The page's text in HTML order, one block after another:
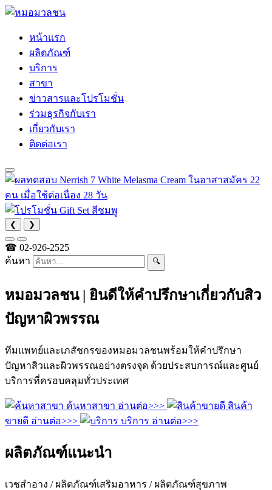
หน้าแรก
ผลิตภัณฑ์
บริการ
สาขา
ข่าวสารและโปรโมชั่น
ร่วมธุรกิจกับเรา
เกี่ยวกับเรา
ติดต่อเรา
❮ ❯
☎ 02-926-2525
ค้นหา
🔍
หมอมวลชน | ยินดีให้คำปรึกษาเกี่ยวกับสิว
ปัญหาผิวพรรณ
ทีมแพทย์และเภสัชกรของหมอมวลชนพร้อมให้คำปรึกษา
ปัญหาสิวและผิวพรรณอย่างตรงจุด ด้วยประสบการณ์และศูนย์
บริการที่ครอบคลุมทั่วประเทศ
ค้นหาสาขา อ่านต่อ>>>
สินค้า
ขายดี อ่านต่อ>>> บริการ อ่านต่อ>>>
ผลิตภัณฑ์แนะนำ
เวชสำอาง / ผลิตภัณฑ์เสริมอาหาร / ผลิตภัณฑ์สุขภาพ